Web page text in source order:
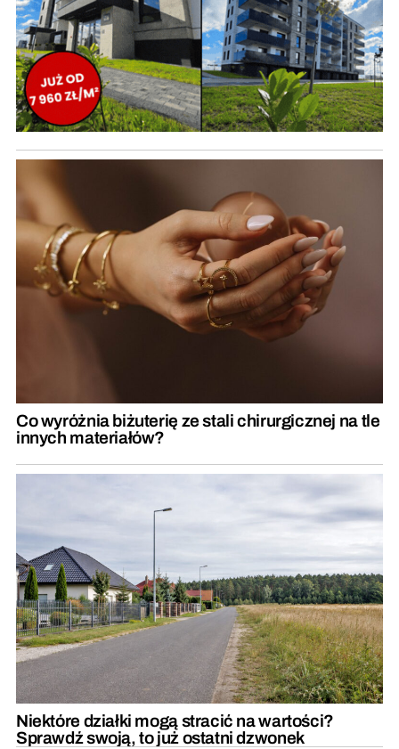
Co wyróżnia biżuterię ze stali chirurgicznej na tle
innych materiałów?
Niektóre działki mogą stracić na wartości?
Sprawdź swoją, to już ostatni dzwonek